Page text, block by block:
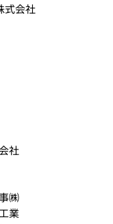
式会社
社
㈱
業